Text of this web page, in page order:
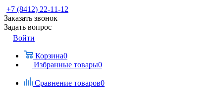
+7 (8412) 22-11-12
Заказать звонок
Задать вопрос
Войти
Корзина0
Избранные товары0
Сравнение товаров0